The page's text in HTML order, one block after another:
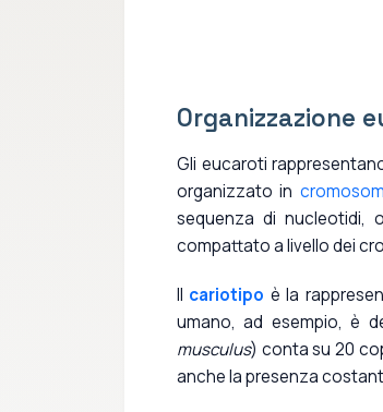
Organizzazione
Gli eucaroti
organizzato in
sequenza di nucleotidi,
compattato a livello dei
Il cariotipo è la
umano, ad esempio, è
musculus) conta su 20
anche la presenza